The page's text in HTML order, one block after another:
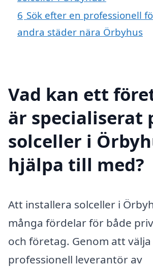
6 Sök efter en professionell
andra städer nära Örbyhus
Vad kan ett
är specialiserat
solceller i
hjälpa till med?
Att installera solceller i
många fördelar för både
och företag. Genom att välja
professionell leverantör av